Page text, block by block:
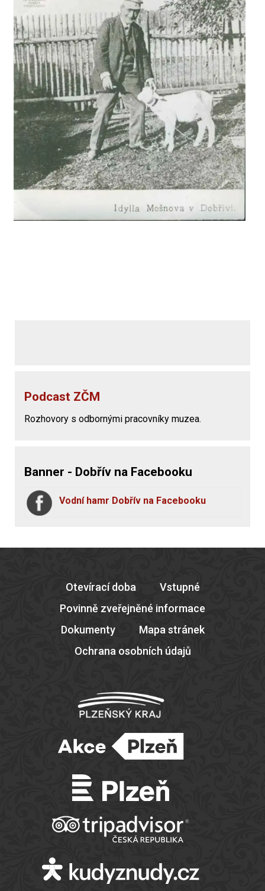
Podcast ZČM
Rozhovory s odbornými pracovníky muzea.
Banner - Dobřív na Facebooku
Vodní hamr Dobřív na Facebooku
Otevírací doba
Vstupné
Povinně zveřejněné informace
Dokumenty
Mapa stránek
Ochrana osobních údajů